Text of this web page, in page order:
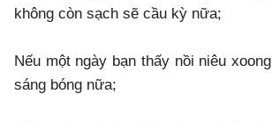
không còn sạch sẽ cầu kỳ nữa;
Nếu một ngày bạn thấy nồi niêu
sáng bóng nữa;